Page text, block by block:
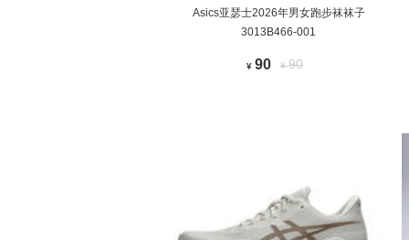
Asics亚瑟士2026年男女跑步袜袜子
3013B466-001
¥ 90 ¥90